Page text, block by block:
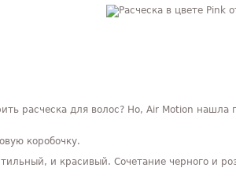
расческа для волос? Но, Air Motion
коробочку.
и красивый. Сочетание черного и